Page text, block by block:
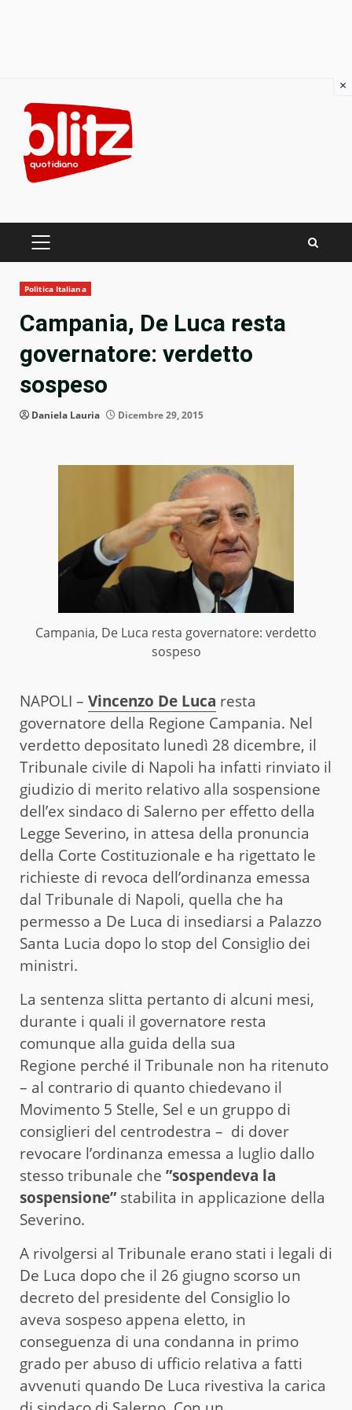
content
PRIMARY
Politica Italiana
Campania, De Luca resta
governatore: verdetto
sospeso
Daniela Lauria Dicembre 29, 2015
Campania, De Luca resta governatore: verdetto
sospeso
NAPOLI – Vincenzo De Luca resta
governatore della Regione Campania. Nel
verdetto depositato lunedì 28 dicembre, il
Tribunale civile di Napoli ha infatti rinviato il
giudizio di merito relativo alla sospensione
dell’ex sindaco di Salerno per effetto della
Legge Severino, in attesa della pronuncia
della Corte Costituzionale e ha rigettato le
richieste di revoca dell’ordinanza emessa
dal Tribunale di Napoli, quella che ha
permesso a De Luca di insediarsi a Palazzo
Santa Lucia dopo lo stop del Consiglio dei
ministri.
La sentenza slitta pertanto di alcuni mesi,
durante i quali il governatore resta
comunque alla guida della sua
Regione perché il Tribunale non ha ritenuto
– al contrario di quanto chiedevano il
Movimento 5 Stelle, Sel e un gruppo di
consiglieri del centrodestra – di dover
revocare l’ordinanza emessa a luglio dallo
stesso tribunale che ”sospendeva la
sospensione” stabilita in applicazione della
Severino.
A rivolgersi al Tribunale erano stati i legali di
De Luca dopo che il 26 giugno scorso un
decreto del presidente del Consiglio lo
aveva sospeso appena eletto, in
conseguenza di una condanna in primo
grado per abuso di ufficio relativa a fatti
avvenuti quando De Luca rivestiva la carica
×